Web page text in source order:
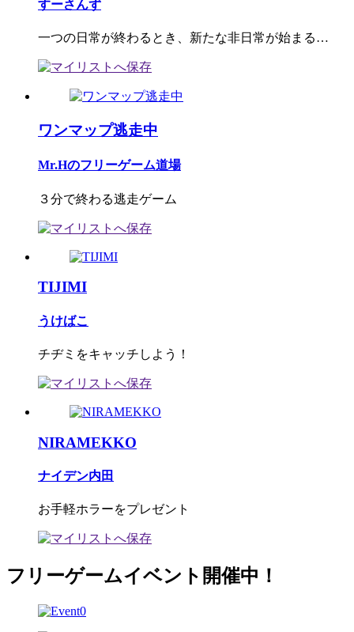
すーさんず
一つの日常が終わるとき、新たな非日常が始まる…
ワンマップ逃走中
Mr.Hのフリーゲーム道場
３分で終わる逃走ゲーム
TIJIMI
うけばこ
チヂミをキャッチしよう！
NIRAMEKKO
ナイデン内田
お手軽ホラーをプレゼント
フリーゲームイベント開催中！